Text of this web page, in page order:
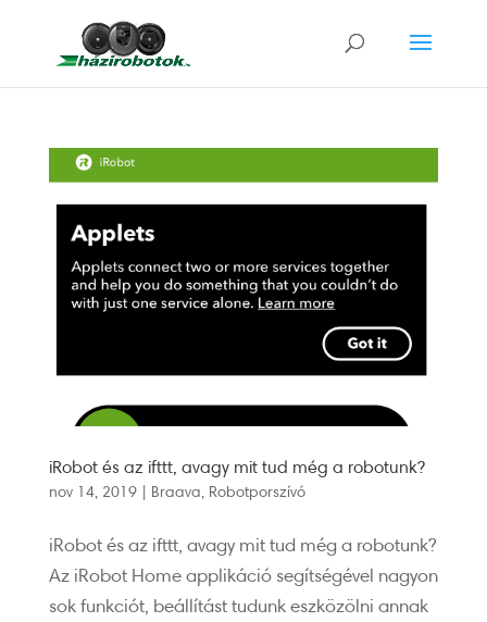
iRobot és az ifttt, avagy mit tud még a robotunk?
nov 14, 2019| Braava Robotporszívó
iRobot és az ifttt, avagy mit tud még a robotunk?
Az iRobot Home applikáció segítségével nagyon
sok funkciót, beállítást tudunk eszközölni annak